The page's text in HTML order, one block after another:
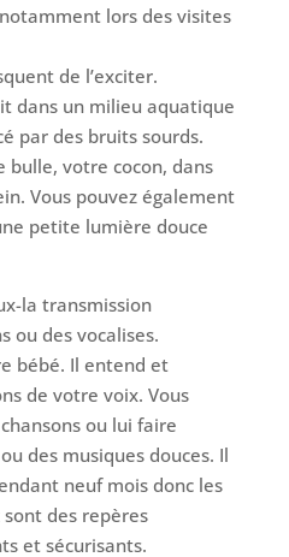
lors des visites
de l’exciter.
dans un milieu aquatique
par des bruits sourds.
bulle, votre cocon, dans
Vous pouvez également
petite lumière douce
la transmission
ou des vocalises.
bébé. Il entend et
de votre voix. Vous
ou lui faire
des musiques douces. Il
neuf mois donc les
des repères
et sécurisants.